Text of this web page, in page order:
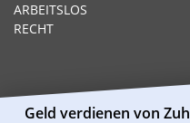
ARBEITSLOS
RECHT
Geld verdienen von